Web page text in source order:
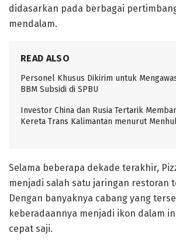
didasarkan pada berbagai
mendalam.
READ ALSO
Personel Khusus Dikirim untuk
BBM Subsidi di SPBU
Investor China dan Rusia Tertarik
Kereta Trans Kalimantan menurut
Selama beberapa dekade terakhir,
menjadi salah satu jaringan restoran
Dengan banyaknya cabang yang
keberadaannya menjadi ikon dalam
cepat saji.